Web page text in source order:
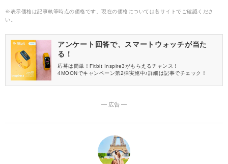
※表示価格は記事執筆時点の価格です。現在の価格については各サイトでご確認くださ
い。
アンケート回答で、スマートウォッチが当た
る！
応募は簡単！Fitbit Inspire3がもらえるチャンス！
4MOONでキャンペーン第2弾実施中♪詳細は記事でチェック！
― 広告 ―